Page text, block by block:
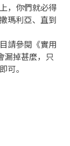
，你們就必得
瑪利亞、直到
請參閱《實用
漏掉甚麼，只
可。